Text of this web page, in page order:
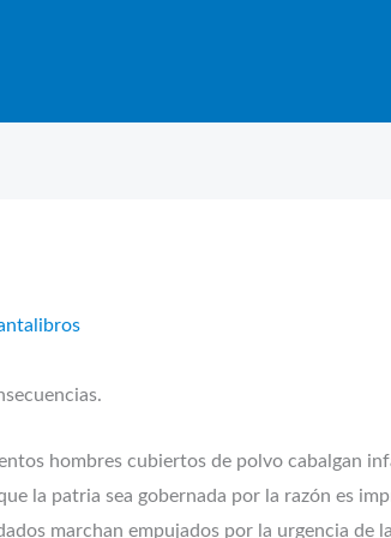
hombres cubiertos de polvo cabalgan
la patria sea gobernada por la razón es
marchan empujados por la urgencia de